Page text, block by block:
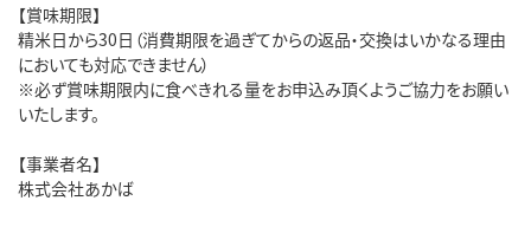
【賞味期限】
精米日から30日（消費期限を過ぎてからの返品・交換はいかなる理由
においても対応できません）
※必ず賞味期限内に食べきれる量をお申込み頂くようご協力をお願い
いたします。
【事業者名】
株式会社あかば